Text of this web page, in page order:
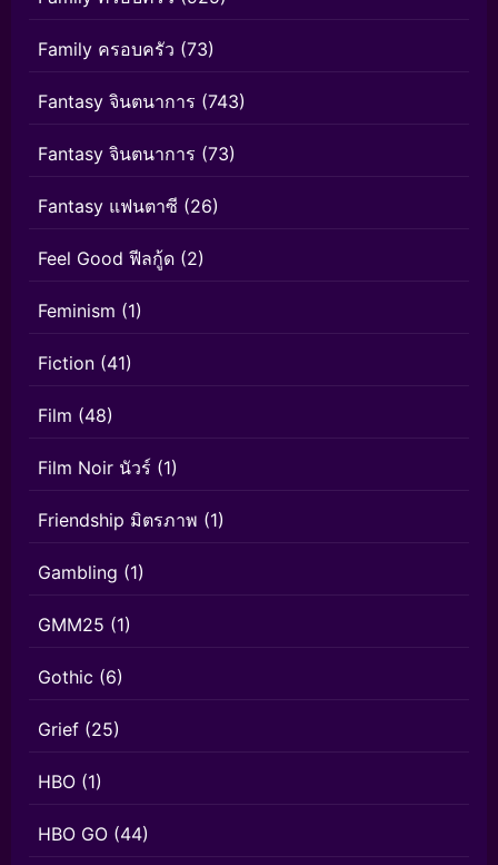
Family ครอบครัว (73)
Fantasy จินตนาการ (743)
Fantasy จินตนาการ (73)
Fantasy แฟนตาซี (26)
Feel Good ฟีลกู้ด (2)
Feminism (1)
Fiction (41)
Film (48)
Film Noir นัวร์ (1)
Friendship มิตรภาพ (1)
Gambling (1)
GMM25 (1)
Gothic (6)
Grief (25)
HBO (1)
HBO GO (44)